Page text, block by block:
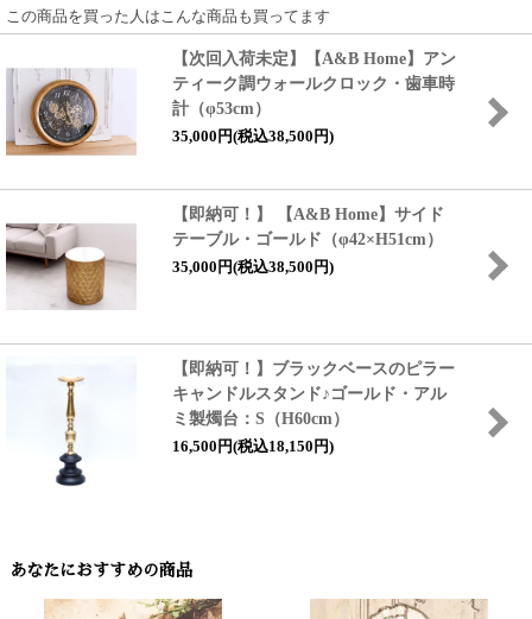
この商品を買った人はこんな商品も買ってます
【次回入荷未定】【A&B Home】アン
ティーク調ウォールクロック・歯車時
計（φ53cm）
35,000円(税込38,500円)
【即納可！】 【A&B Home】サイド
テーブル・ゴールド（φ42×H51cm）
35,000円(税込38,500円)
【即納可！】ブラックベースのピラー
キャンドルスタンド♪ゴールド・アル
ミ製燭台：S（H60cm）
16,500円(税込18,150円)
あなたにおすすめの商品